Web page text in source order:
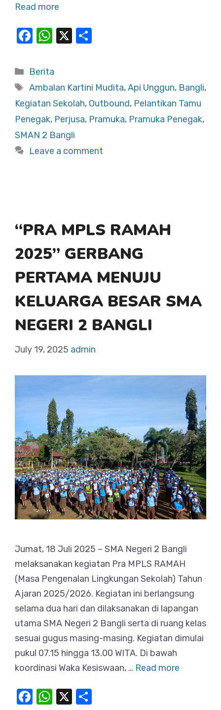
Read more
F
c
e
b
o
o
k
W
at
s
A
p
p
X
e
Categories
Berita
Tags
Ambalan Kartini Mudita,Api Unggun, Bangli,
Kegiatan Sekolah, Outbound, Pelantikan Tamu
Penegak, Perjusa, Pramuka, Pramuka Penegak,
SMAN 2 Bangli
Leave a comment
“PRA MPLS RAMAH
2025” GERBANG
PERTAMA MENUJU
KELUARGA BESAR SMA
NEGERI 2 BANGLI
July 19, 2025 admin
Jumat, 18 Juli 2025 – SMA Negeri 2 Bangli
melaksanakan kegiatan Pra MPLS RAMAH
(Masa Pengenalan Lingkungan Sekolah) Tahun
Ajaran 2025/2026. Kegiatan ini berlangsung
selama dua hari dan dilaksanakan di lapangan
utama SMA Negeri 2 Bangli serta di ruang kelas
sesuai gugus masing-masing. Kegiatan dimulai
pukul 07.15 hingga 13.00 WITA. Di bawah
koordinasi Waka Kesiswaan, … Read more
F
W X